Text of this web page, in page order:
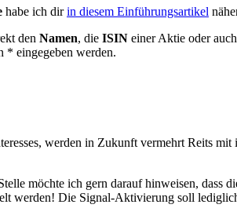
habe ich dirin diesem Einführungsartikel
den Namen, die ISIN einer Aktie oder
* eingegeben werden.
werden in Zukunft vermehrt Reits
möchte ich gern darauf hinweisen, dass
werden! Die Signal-Aktivierung soll